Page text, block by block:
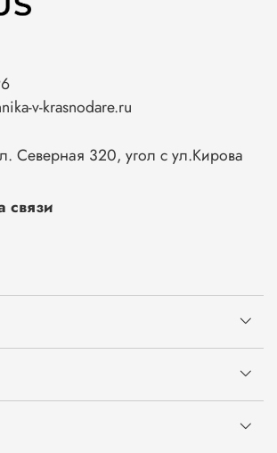
v-krasnodare.ru
Северная 320, угол с ул.Кирова
связи